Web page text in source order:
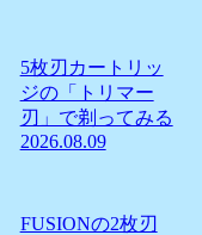
5枚刃カートリッ
ジの「トリマー
刃」で剃ってみる
2026.08.09
FUSIONの2枚刃